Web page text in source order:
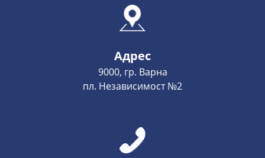
Адрес
9000, гр. Варна
пл. Независимост №2